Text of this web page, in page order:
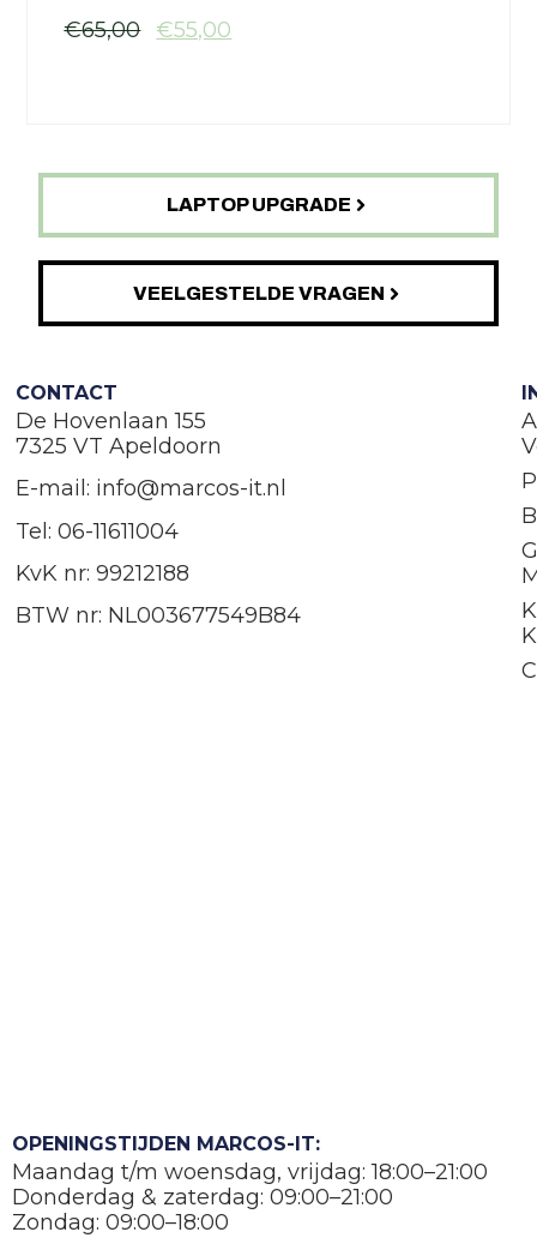
€65,00 €55,00
LAPTOP UPGRADE
VEELGESTELDE VRAGEN
CONTACT
De Hovenlaan 155
7325 VT Apeldoorn
E-mail: info@marcos-it.nl
Tel: 06-11611004
KvK nr: 99212188
BTW nr: NL003677549B84
OPENINGSTIJDEN MARCOS-IT:
Maandag t/m woensdag, vrijdag: 18:00–21:00
Donderdag & zaterdag: 09:00–21:00
Zondag: 09:00–18:00